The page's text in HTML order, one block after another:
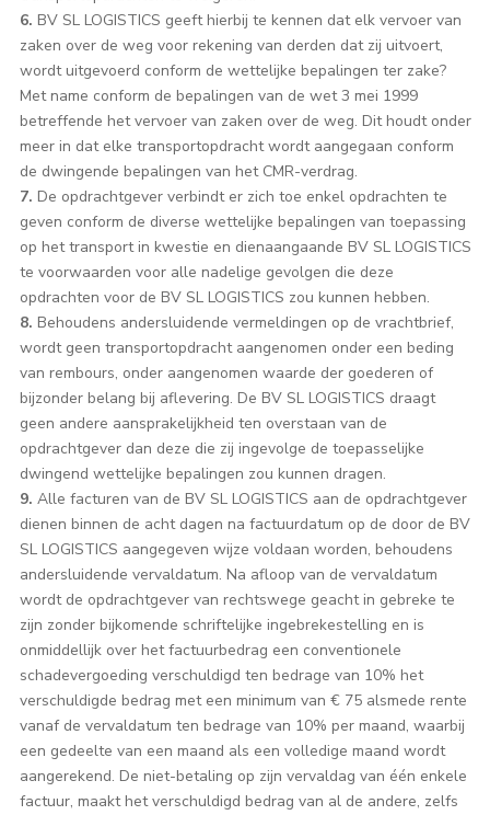
6. BV SL LOGISTICS geeft hierbij te kennen dat elk vervoer van
zaken over de weg voor rekening van derden dat zij uitvoert,
wordt uitgevoerd conform de wettelijke bepalingen ter zake?
Met name conform de bepalingen van de wet 3 mei 1999
betreffende het vervoer van zaken over de weg. Dit houdt onder
meer in dat elke transportopdracht wordt aangegaan conform
de dwingende bepalingen van het CMR-verdrag.
7. De opdrachtgever verbindt er zich toe enkel opdrachten te
geven conform de diverse wettelijke bepalingen van toepassing
op het transport in kwestie en dienaangaande BV SL LOGISTICS
te voorwaarden voor alle nadelige gevolgen die deze
opdrachten voor de BV SL LOGISTICS zou kunnen hebben.
8. Behoudens andersluidende vermeldingen op de vrachtbrief,
wordt geen transportopdracht aangenomen onder een beding
van rembours, onder aangenomen waarde der goederen of
bijzonder belang bij aflevering. De BV SL LOGISTICS draagt
geen andere aansprakelijkheid ten overstaan van de
opdrachtgever dan deze die zij ingevolge de toepasselijke
dwingend wettelijke bepalingen zou kunnen dragen.
9. Alle facturen van de BV SL LOGISTICS aan de opdrachtgever
dienen binnen de acht dagen na factuurdatum op de door de BV
SL LOGISTICS aangegeven wijze voldaan worden, behoudens
andersluidende vervaldatum. Na afloop van de vervaldatum
wordt de opdrachtgever van rechtswege geacht in gebreke te
zijn zonder bijkomende schriftelijke ingebrekestelling en is
onmiddellijk over het factuurbedrag een conventionele
schadevergoeding verschuldigd ten bedrage van 10% het
verschuldigde bedrag met een minimum van € 75 alsmede rente
vanaf de vervaldatum ten bedrage van 10% per maand, waarbij
een gedeelte van een maand als een volledige maand wordt
aangerekend. De niet-betaling op zijn vervaldag van één enkele
factuur, maakt het verschuldigd bedrag van al de andere, zelfs